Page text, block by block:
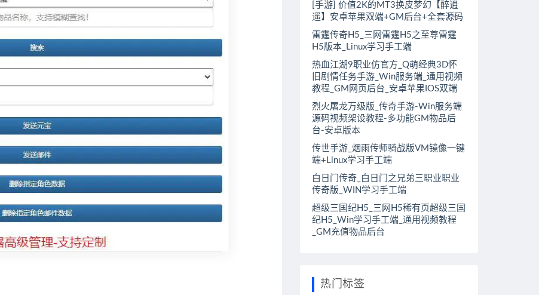
[手游] 价值2K的MT3换皮梦幻【醉逍
遥】安卓苹果双端+GM后台+全套源码
雷霆传奇H5_三网雷霆H5之至尊雷霆
H5版本_Linux学习手工端
热血江湖9职业仿官方_Q萌经典3D怀
旧剧情任务手游_Win服务端_通用视频
教程_GM网页后台_安卓苹果IOS双端
烈火屠龙万级版_传奇手游-Win服务端
源码视频架设教程-多功能GM物品后
台-安卓版本
传世手游_烟雨传师骑战版VM镜像一键
端+Linux学习手工端
白日门传奇_白日门之兄弟三职业职业
传奇版_WIN学习手工端
超级三国纪H5_三网H5稀有页超级三国
纪H5_Win学习手工端_通用视频教程
_GM充值物品后台
热门标签